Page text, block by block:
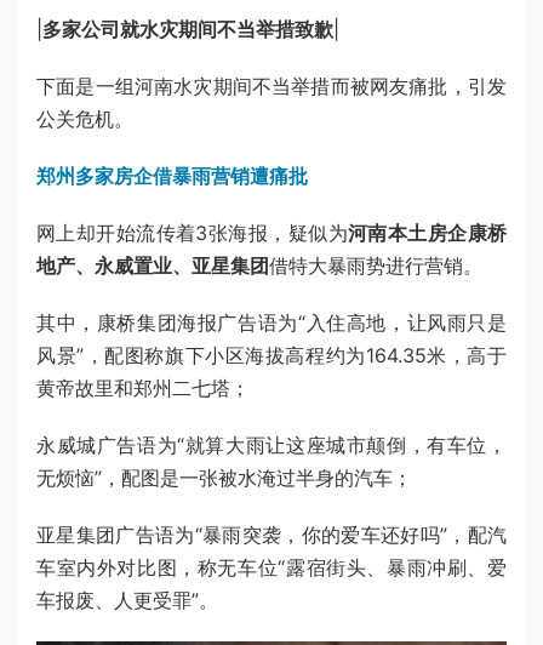
多家公司就水灾期间不当举措致歉
下面是一组河南水灾期间不当举措而被网友痛批，引发
公关危机。
郑州多家房企借暴雨营销遭痛批
网上却开始流传着3张海报，疑似为河南本土房企康桥
地产、永威置业、亚星集团借特大暴雨势进行营销。
其中，康桥集团海报广告语为“入住高地，让风雨只是
风景”，配图称旗下小区海拔高程约为164.35米，高于
黄帝故里和郑州二七塔；
永威城广告语为“就算大雨让这座城市颠倒，有车位，
无烦恼”，配图是一张被水淹过半身的汽车；
亚星集团广告语为“暴雨突袭，你的爱车还好吗”，配汽
车室内外对比图，称无车位“露宿街头、暴雨冲刷、爱
车报废、人更受罪”。